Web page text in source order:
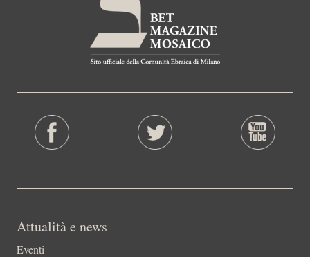
Attualità e news
Eventi